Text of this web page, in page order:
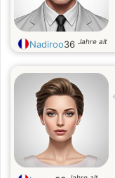
Nadiroo36 Jahre alt